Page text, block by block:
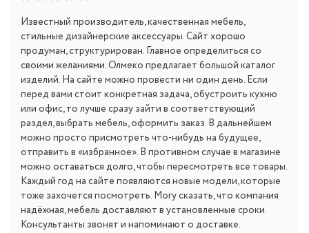
Известный производитель, качественная мебель,
стильные дизайнерские аксессуары. Сайт хорошо
продуман, структурирован. Главное определиться со
своими желаниями. Олмеко предлагает большой каталог
изделий. На сайте можно провести ни один день. Если
перед вами стоит конкретная задача, обустроить кухню
или офис, то лучше сразу зайти в соответствующий
раздел, выбрать мебель, оформить заказ. В дальнейшем
можно просто присмотреть что-нибудь на будущее,
отправить в «избранное». В противном случае в магазине
можно оставаться долго, чтобы пересмотреть все товары.
Каждый год на сайте появляются новые модели, которые
тоже захочется посмотреть. Могу сказать, что компания
надёжная, мебель доставляют в установленные сроки.
Консультанты звонят и напоминают о доставке.